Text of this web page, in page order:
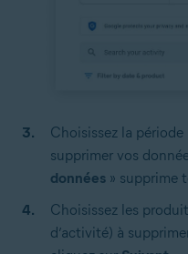
Choisissez la
supprimer vos
données » supprime
Choisissez les
d’activité) à